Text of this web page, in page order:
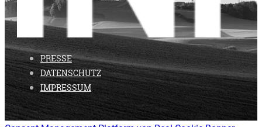
PRESSE
DATENSCHUTZ
IMPRESSUM